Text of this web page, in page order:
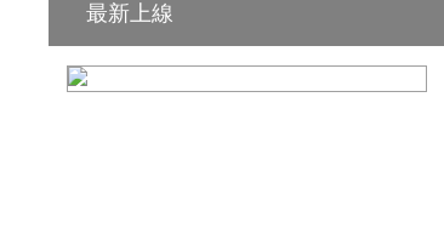
最新上線